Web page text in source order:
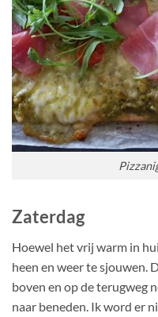
Zaterdag
Hoewel het vrij warm in
heen en weer te sjouwen.
boven en op de terugweg
naar beneden. Ik word er